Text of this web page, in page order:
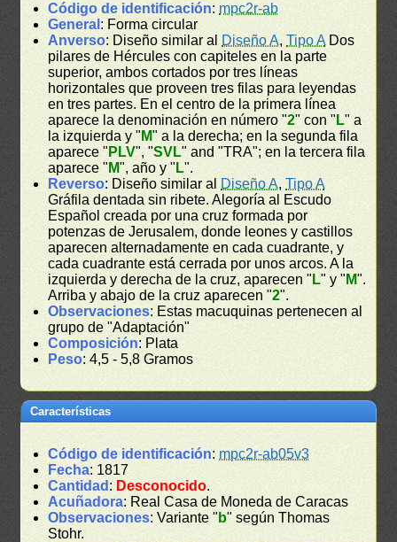
Código de identificación: mpc2r-ab
General : Forma circular
Anverso: Diseño similar al Diseño A,Tipo ADos
pilares de Hércules con capiteles en la parte
superior, ambos cortados por tres líneas
horizontales que proveen tres filas para leyendas
en tres partes. En el centro de la primera línea
aparece la denominación en número "2" con " L" a
la izquierda y " M" a la derecha; en la segunda fila
aparece " PLV", "SVL" and "TRA"; en la tercera fila
aparece " M", año y " L".
Reverso: Diseño similar al Diseño A,Tipo A
Gráfila dentada sin ribete. Alegoría al Escudo
Español creada por una cruz formada por
potenzas de Jerusalem, donde leones y castillos
aparecen alternadamente en cada cuadrante, y
cada cuadrante está cerrada por unos arcos. A la
izquierda y derecha de la cruz, aparecen " L" y " M".
Arriba y abajo de la cruz aparecen "2".
Observaciones: Estas macuquinas pertenecen al
grupo de "Adaptación"
Composición: Plata
Peso: 4,5 - 5,8 Gramos
Características
Código de identificación: mpc2r-ab05v3
Fecha: 1817
Cantidad : Desconocido.
Acuñadora: Real Casa de Moneda de Caracas
Observaciones: Variante " b" según Thomas
Stohr.